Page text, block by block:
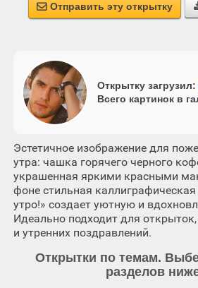
 Отправить эту открытку
Открытку загрузил:
Всего картинок в
Эстетичное изображение для
утра: чашка горячего черного
украшенная яркими красными
фоне стильная
утро!» создает уютную и
Идеально подходит для
и утренних поздравлений.
Открытки по темам.
разделов